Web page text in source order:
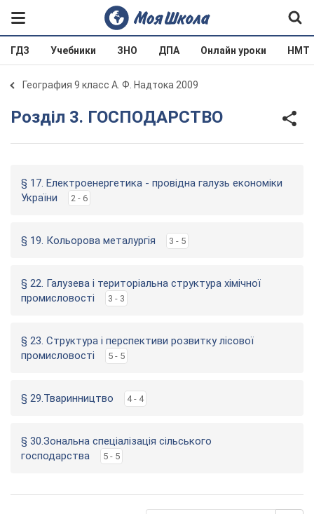
ГДЗ Учебники ЗНО ДПА Онлайн уроки НМТ
География 9 класс А. Ф. Надтока 2009
Розділ 3. ГОСПОДАРСТВО
§ 17. Електроенергетика - провідна галузь економіки
України
2 - 6
§ 19. Кольорова металургія 3 - 5
§ 22. Галузева і територіальна структура хімічної
промисловості
3 - 3
§ 23. Структура і перспективи розвитку лісової
промисловості
5 - 5
§ 29.Тваринництво 4 - 4
§ 30.Зональна спеціалізація сільського
господарства
5 - 5